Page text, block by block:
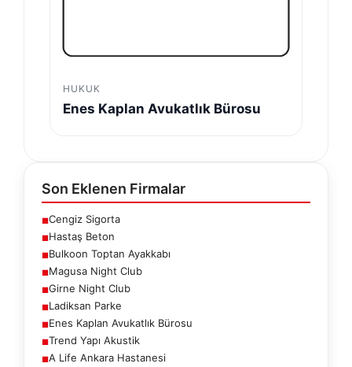
HUKUK
Enes Kaplan Avukatlık Bürosu
Son Eklenen Firmalar
■Cengiz Sigorta
■Hastaş Beton
■Bulkoon Toptan Ayakkabı
■Magusa Night Club
■Girne Night Club
■Ladiksan Parke
■Enes Kaplan Avukatlık Bürosu
■Trend Yapı Akustik
■A Life Ankara Hastanesi